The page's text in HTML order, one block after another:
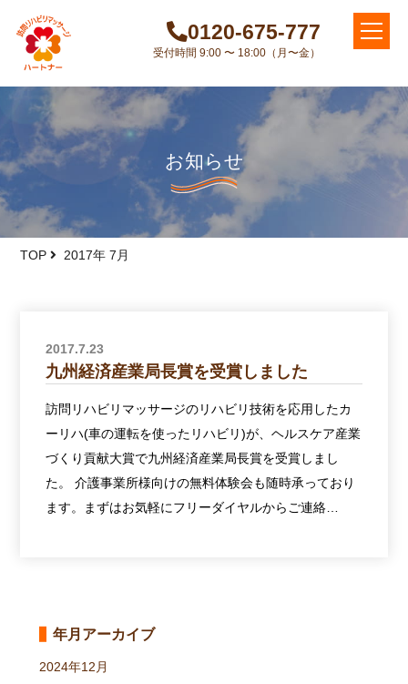
0120-675-777
受付時間 9:00 〜 18:00（月〜金）
お知らせ
TOP 2017年 7月
2017.7.23
九州経済産業局長賞を受賞しました
訪問リハビリマッサージのリハビリ技術を応用したカ
ーリハ(車の運転を使ったリハビリ)が、ヘルスケア産業
づくり貢献大賞で九州経済産業局長賞を受賞しまし
た。 介護事業所様向けの無料体験会も随時承っており
ます。まずはお気軽にフリーダイヤルからご連絡…
年月アーカイブ
2024年12月